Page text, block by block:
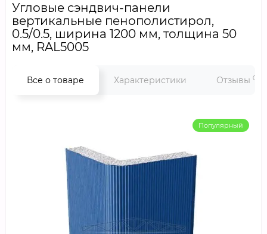
Угловые сэндвич-панели
вертикальные пенополистирол,
0.5/0.5, ширина 1200 мм, толщина 50
мм, RAL5005
Все о товаре Характеристики Отзывы 0
Популярный